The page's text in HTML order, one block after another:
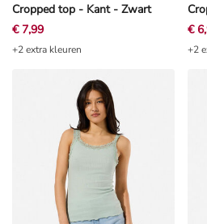
Cropped top - Kant - Zwart
€ 7,99
+2 extra kleuren
€
+2